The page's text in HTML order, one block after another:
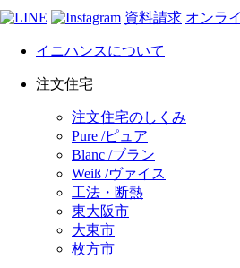
資料請求 オンラ
イニハンスについて
注文住宅
注文住宅のしくみ
Pure /ピュア
Blanc /ブラン
Weiß /ヴァイス
工法・断熱
東大阪市
大東市
枚方市